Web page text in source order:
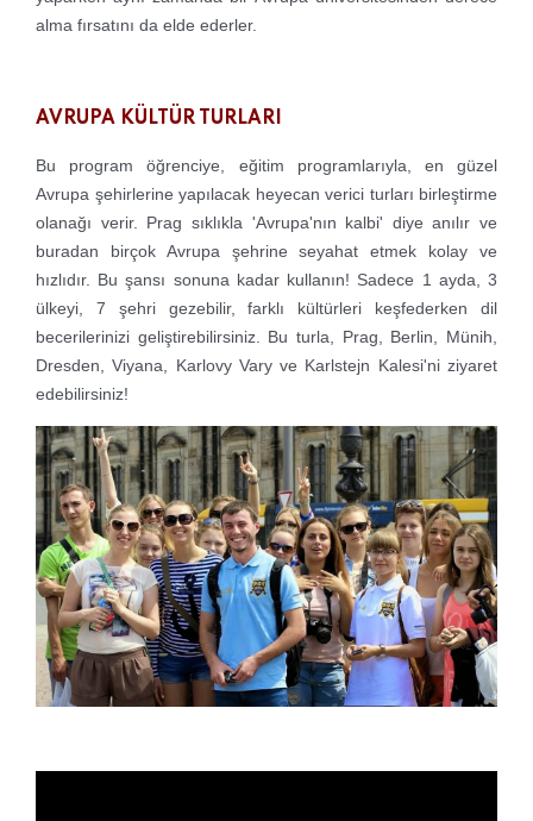
alma fırsatını da elde ederler.
AVRUPA KÜLTÜR TURLARI
Bu program öğrenciye, eğitim programlarıyla, en güzel
Avrupa şehirlerine yapılacak heyecan verici turları birleştirme
olanağı verir. Prag sıklıkla 'Avrupa'nın kalbi' diye anılır ve
buradan birçok Avrupa şehrine seyahat etmek kolay ve
hızlıdır. Bu şansı sonuna kadar kullanın! Sadece 1 ayda, 3
ülkeyi, 7 şehri gezebilir, farklı kültürleri keşfederken dil
becerilerinizi geliştirebilirsiniz. Bu turla, Prag, Berlin, Münih,
Dresden, Viyana, Karlovy Vary ve Karlstejn Kalesi'ni ziyaret
edebilirsiniz!